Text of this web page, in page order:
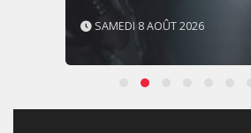
SAMEDI 8 AOÛT 2026